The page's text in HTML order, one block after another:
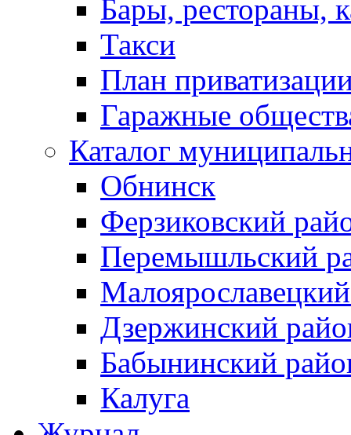
Бары, рестораны,
Такси
План
Гаражные
Каталог
Обнинск
Ферзиковский
Перемышльский
Дзержинский
Бабынинский
Калуга